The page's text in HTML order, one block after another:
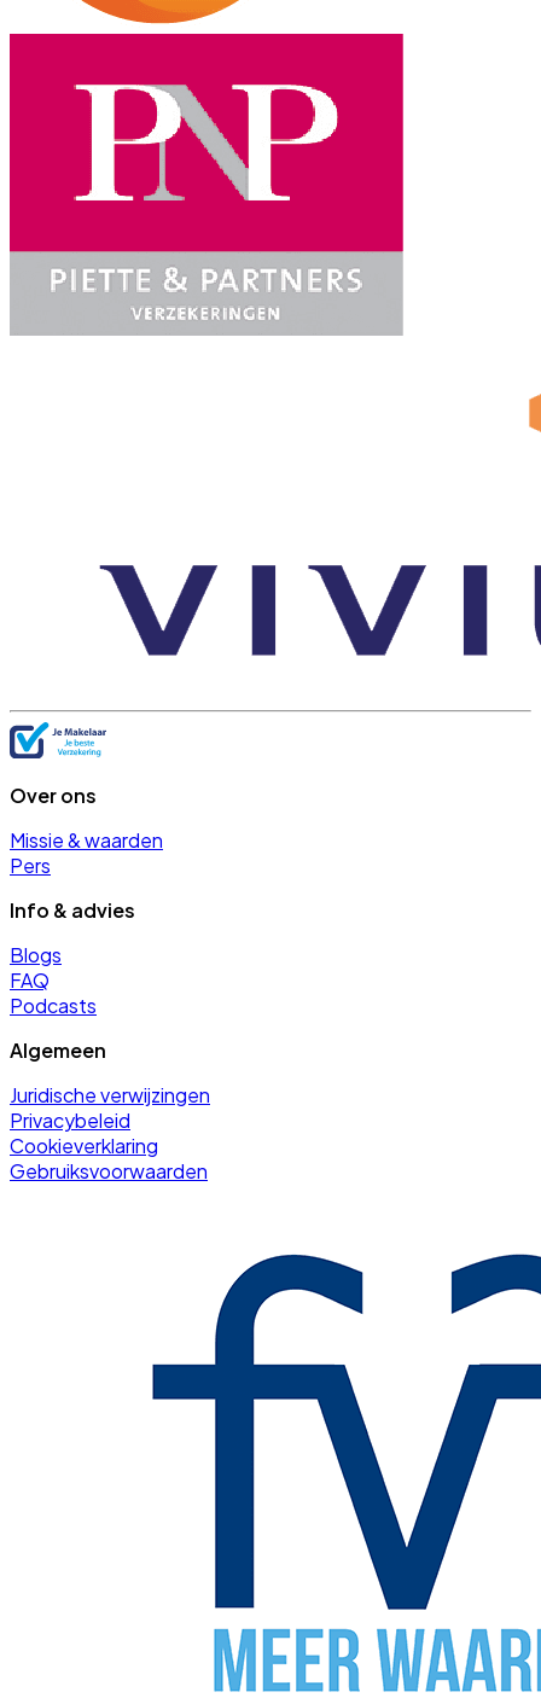
Over ons
Missie & waarden
Pers
Info & advies
Blogs
FAQ
Podcasts
Algemeen
Juridische verwijzingen
Privacybeleid
Cookieverklaring
Gebruiksvoorwaarden